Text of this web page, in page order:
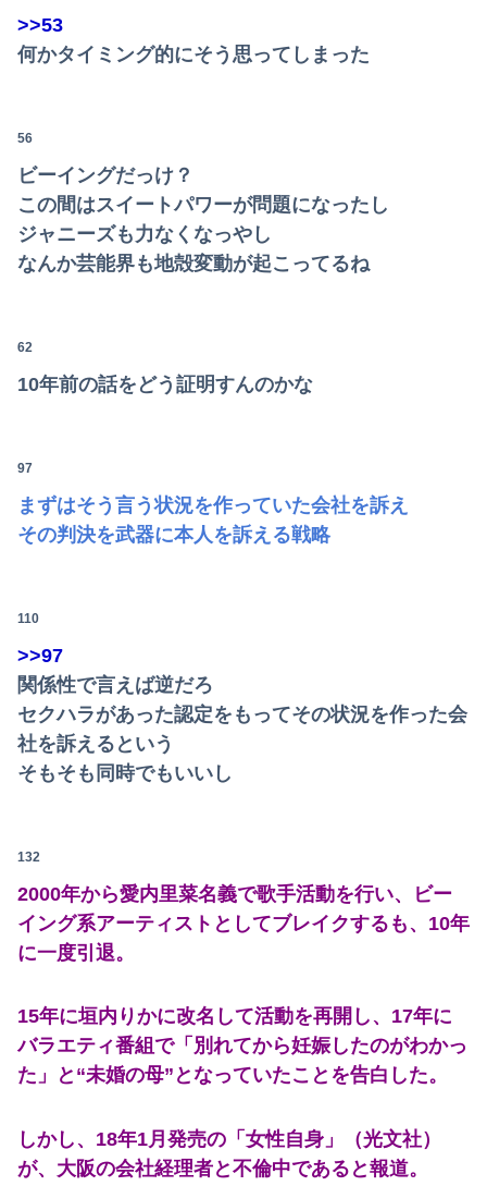
>>53
何かタイミング的にそう思ってしまった
56
ビーイングだっけ？
この間はスイートパワーが問題になったし
ジャニーズも力なくなっやし
なんか芸能界も地殻変動が起こってるね
62
10年前の話をどう証明すんのかな
97
まずはそう言う状況を作っていた会社を訴え
その判決を武器に本人を訴える戦略
110
>>97
関係性で言えば逆だろ
セクハラがあった認定をもってその状況を作った会
社を訴えるという
そもそも同時でもいいし
132
2000年から愛内里菜名義で歌手活動を行い、ビー
イング系アーティストとしてブレイクするも、10年
に一度引退。
15年に垣内りかに改名して活動を再開し、17年に
バラエティ番組で「別れてから妊娠したのがわかっ
た」と“未婚の母”となっていたことを告白した。
しかし、18年1月発売の「女性自身」（光文社）
が、大阪の会社経理者と不倫中であると報道。